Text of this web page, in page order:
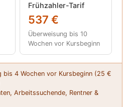
Frühzahler-Tarif
537 €
Überweisung bis 10
Wochen vor Kursbeginn
bis 4 Wochen vor Kursbeginn (25 €
Arbeitssuchende, Rentner &